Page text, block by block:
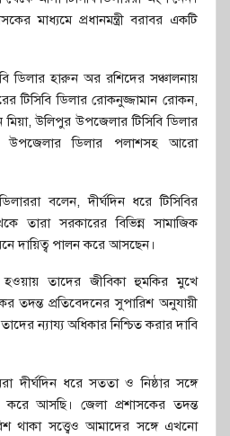
মাধ্যমে প্রধানমন্ত্রী বরাবর একটি
ডিলার হারুন অর রশিদের সঞ্চালনায়
টিসিবি ডিলার রোকনুজ্জামান রোকন,
উলিপুর উপজেলার টিসিবি ডিলার
উপজেলার ডিলার পলাশসহ আরো
বলেন, দীর্ঘদিন ধরে টিসিবির
তারা সরকারের বিভিন্ন সামাজিক
দায়িত্ব পালন করে আসছেন।
হওয়ায় তাদের জীবিকা হুমকির মুখে
তদন্ত প্রতিবেদনের সুপারিশ অনুযায়ী
ন্যায্য অধিকার নিশ্চিত করার দাবি
দীর্ঘদিন ধরে সততা ও নিষ্ঠার সঙ্গে
করে আসছি। জেলা প্রশাসকের তদন্ত
থাকা সত্ত্বেও আমাদের সঙ্গে এখনো